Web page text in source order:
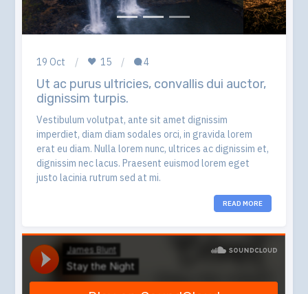
19 Oct 15 4
Ut ac purus ultricies, convallis dui auctor,
dignissim turpis.
Vestibulum volutpat, ante sit amet dignissim
imperdiet, diam diam sodales orci, in gravida lorem
erat eu diam. Nulla lorem nunc, ultrices ac dignissim et,
dignissim nec lacus. Praesent euismod lorem eget
justo lacinia rutrum sed at mi.
READ MORE